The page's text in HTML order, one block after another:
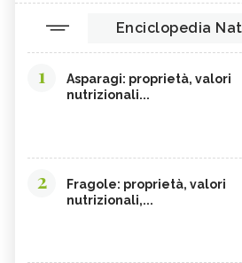
Enciclopedia
1
Asparagi: proprietà, valori
nutrizionali...
2
Fragole: proprietà, valori
nutrizionali,...